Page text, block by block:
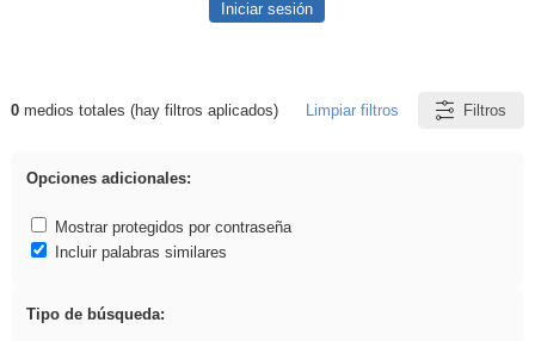
Iniciar sesión
Resultados de: Binnorie
0medios totales (hay filtros aplicados) Limpiar filtros Filtros
Opciones adicionales:
Mostrar protegidos por contraseña
Incluir palabras similares
Tipo de búsqueda: